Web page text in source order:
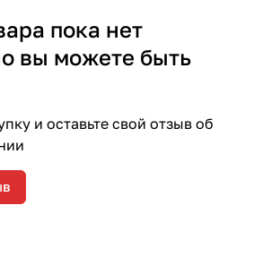
пока нет
вы можете быть
и оставьте свой отзыв об